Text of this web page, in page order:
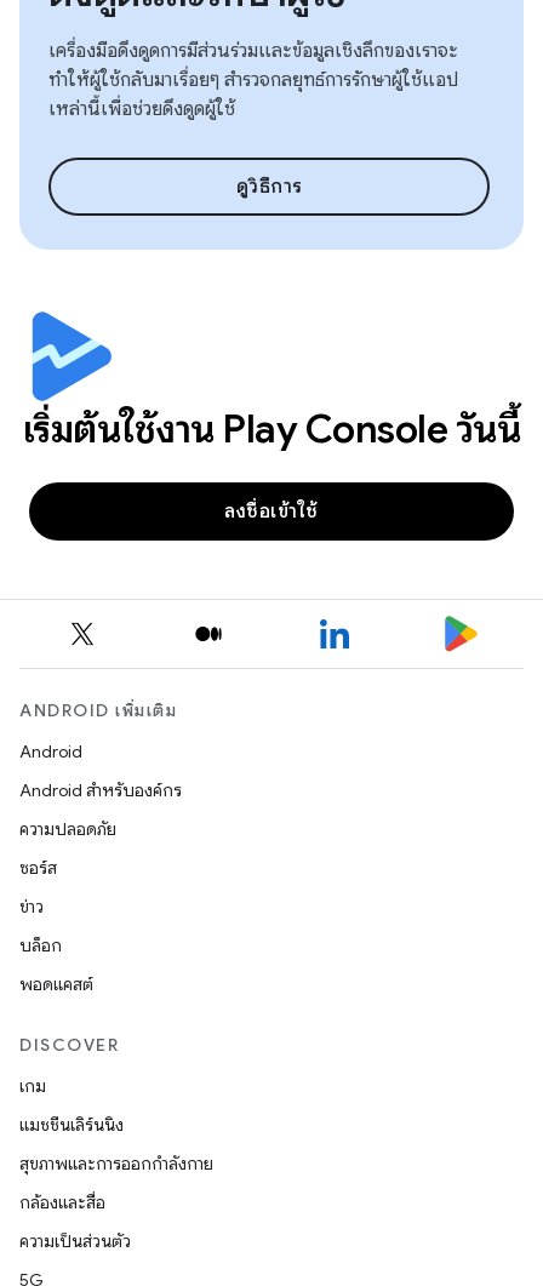
เครื่องมือดึงดูดการมีส่วนร่วมและข้อมูลเชิงลึกของเราจะ
ทำให้ผู้ใช้กลับมาเรื่อยๆ สำรวจกลยุทธ์การรักษาผู้ใช้แอป
เหล่านี้เพื่อช่วยดึงดูดผู้ใช้
ดูวิธีการ
เริ่มต้นใช้งาน Play Console วันนี้
ลงชื่อเข้าใช้
ANDROID เพิ่มเติม
Android
Android สำหรับองค์กร
ความปลอดภัย
ซอร์ส
ข่าว
บล็อก
พอดแคสต์
DISCOVER
เกม
แมชชีนเลิร์นนิง
สุขภาพและการออกกำลังกาย
กล้องและสื่อ
ความเป็นส่วนตัว
5G